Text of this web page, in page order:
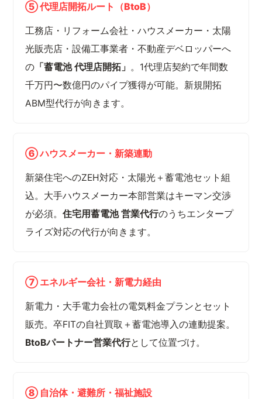
⑤ 代理店開拓ルート（BtoB）
工務店・リフォーム会社・ハウスメーカー・太陽
光販売店・設備工事業者・不動産デベロッパーへ
の 「蓄電池 代理店開拓」 。1代理店契約で年間数
千万円〜数億円のパイプ獲得が可能。新規開拓
ABM型代行が向きます。
⑥ ハウスメーカー・新築連動
新築住宅へのZEH対応・太陽光＋蓄電池セット組
込。大手ハウスメーカー本部営業はキーマン交渉
が必須。住宅用蓄電池 営業代行のうちエンタープ
ライズ対応の代行が向きます。
⑦ エネルギー会社・新電力経由
新電力・大手電力会社の電気料金プランとセット
販売。卒FITの自社買取＋蓄電池導入の連動提案。
BtoBパートナー営業代行として位置づけ。
⑧ 自治体・避難所・福祉施設